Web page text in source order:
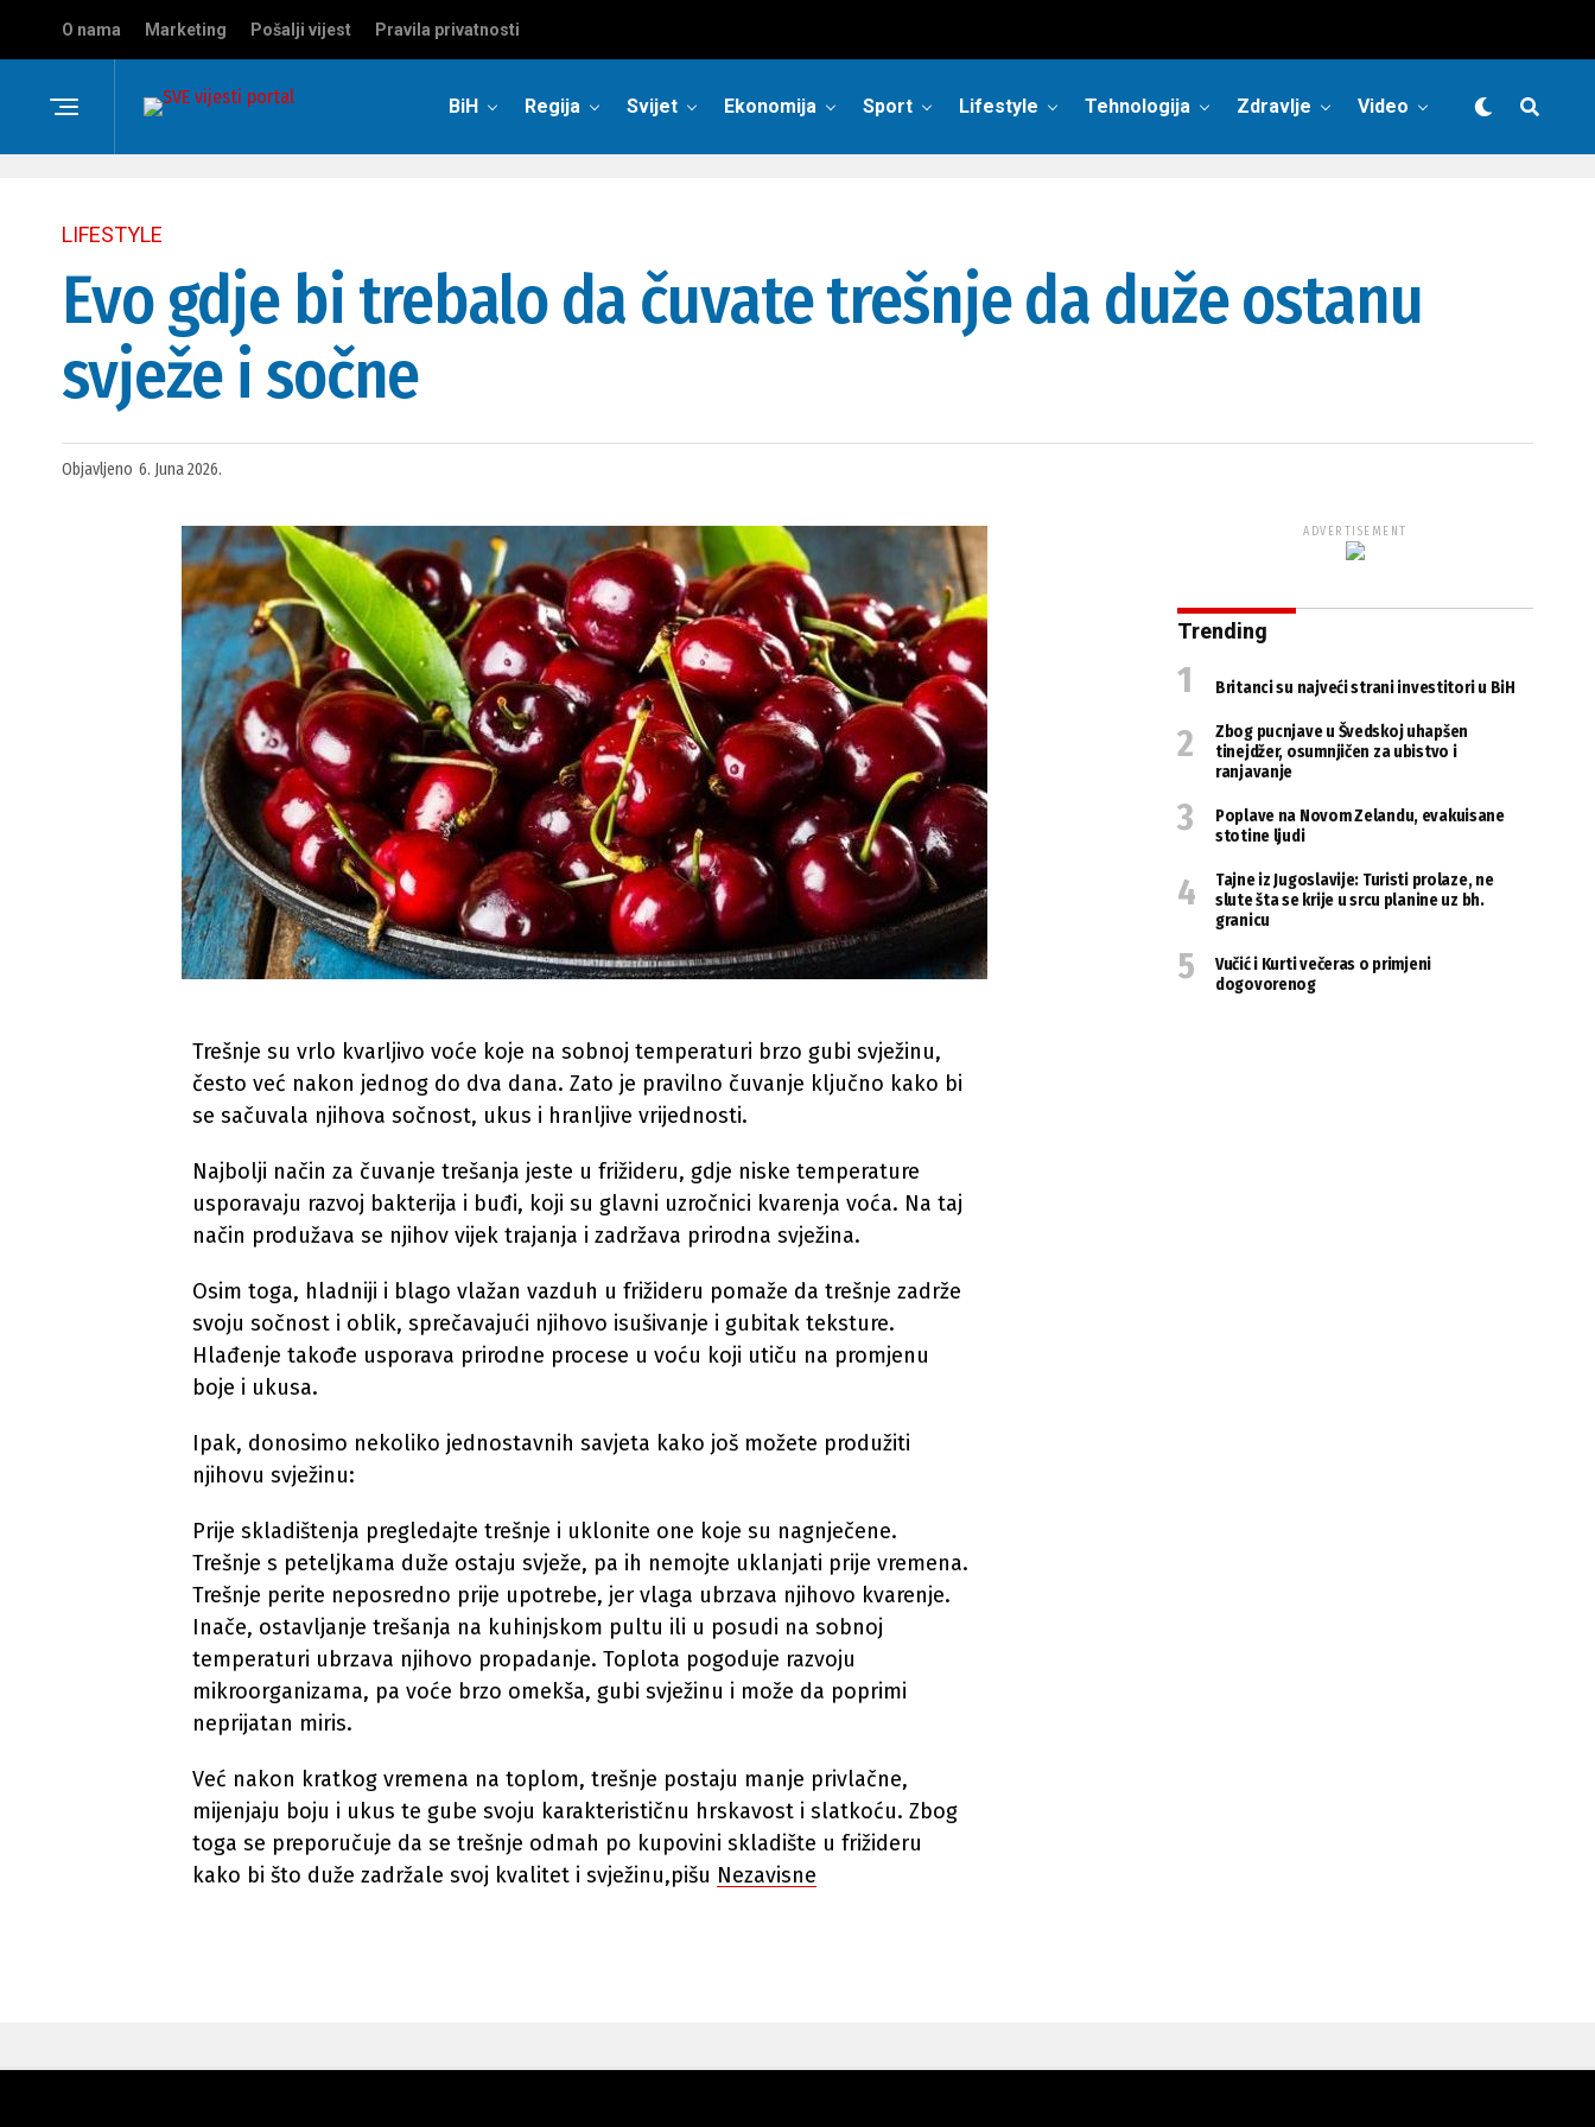
O nama Marketing Pošalji vijest Pravila privatnosti
BiH Regija Svijet Ekonomija Sport Lifestyle Tehnologija Zdravlje Video
LIFESTYLE
Evo gdje bi trebalo da čuvate trešnje da duže ostanu
svježe i sočne
Objavljeno 6. Juna 2026.
Trešnje su vrlo kvarljivo voće koje na sobnoj temperaturi brzo gubi svježinu,
često već nakon jednog do dva dana. Zato je pravilno čuvanje ključno kako bi
se sačuvala njihova sočnost, ukus i hranljive vrijednosti.
Najbolji način za čuvanje trešanja jeste u frižideru, gdje niske temperature
usporavaju razvoj bakterija i buđi, koji su glavni uzročnici kvarenja voća. Na taj
način produžava se njihov vijek trajanja i zadržava prirodna svježina.
Osim toga, hladniji i blago vlažan vazduh u frižideru pomaže da trešnje zadrže
svoju sočnost i oblik, sprečavajući njihovo isušivanje i gubitak teksture.
Hlađenje takođe usporava prirodne procese u voću koji utiču na promjenu
boje i ukusa.
Ipak, donosimo nekoliko jednostavnih savjeta kako još možete produžiti
njihovu svježinu:
Prije skladištenja pregledajte trešnje i uklonite one koje su nagnječene.
Trešnje s peteljkama duže ostaju svježe, pa ih nemojte uklanjati prije vremena.
Trešnje perite neposredno prije upotrebe, jer vlaga ubrzava njihovo kvarenje.
Inače, ostavljanje trešanja na kuhinjskom pultu ili u posudi na sobnoj
temperaturi ubrzava njihovo propadanje. Toplota pogoduje razvoju
mikroorganizama, pa voće brzo omekša, gubi svježinu i može da poprimi
neprijatan miris.
Već nakon kratkog vremena na toplom, trešnje postaju manje privlačne,
mijenjaju boju i ukus te gube svoju karakterističnu hrskavost i slatkoću. Zbog
toga se preporučuje da se trešnje odmah po kupovini skladište u frižideru
kako bi što duže zadržale svoj kvalitet i svježinu,pišu Nezavisne
ADVERTISEMENT
Trending
Britanci su najveći strani investitori u BiH
Zbog pucnjave u Švedskoj uhapšen
tinejdžer, osumnjičen za ubistvo i
ranjavanje
Poplave na Novom Zelandu, evakuisane
stotine ljudi
Tajne iz Jugoslavije: Turisti prolaze, ne
slute šta se krije u srcu planine uz bh.
granicu
Vučić i Kurti večeras o primjeni
dogovorenog